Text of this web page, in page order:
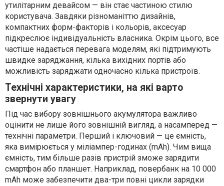
утилітарним девайсом — він стає частиною стилю
користувача. Завдяки різноманіттю дизайнів,
компактних форм-факторів і кольорів, аксесуар
підкреслює індивідуальність власника. Окрім цього, все
частіше надається перевага моделям, які підтримують
швидке заряджання, кілька вихідних портів або
можливість заряджати одночасно кілька пристроїв.
Технічні характеристики, на які варто
звернути увагу
Під час вибору зовнішнього акумулятора важливо
оцінити не лише його зовнішній вигляд, а насамперед —
технічні параметри. Перший і ключовий — це ємність,
яка вимірюється у міліампер-годинах (mAh). Чим вища
ємність, тим більше разів пристрій зможе зарядити
смартфон або планшет. Наприклад, повербанк на 10 000
mAh може забезпечити два-три повні цикли зарядки